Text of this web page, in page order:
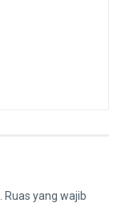
Ruas yang wajib